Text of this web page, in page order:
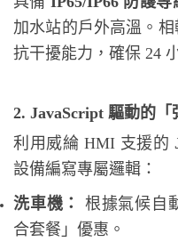
加水站的戶外高溫。
抗干擾能力，確保 24
2. JavaScript 驅動的「
利用威綸 HMI 支援的
設備編寫專屬邏輯：
洗車機：
根據氣候自
合套餐」優惠。